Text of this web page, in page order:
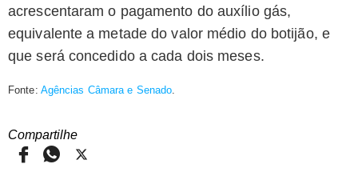
acrescentaram o pagamento do auxílio gás,
equivalente a metade do valor médio do botijão, e
que será concedido a cada dois meses.
Fonte: Agências Câmara e Senado
Compartilhe